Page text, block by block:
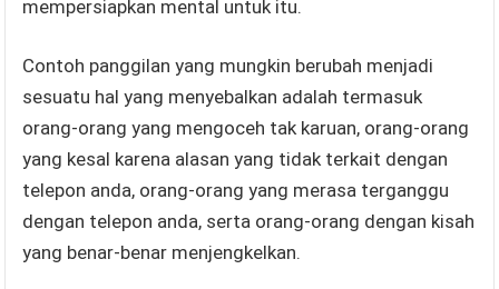
mempersiapkan mental untuk itu.
Contoh panggilan yang mungkin berubah menjadi
sesuatu hal yang menyebalkan adalah termasuk
orang-orang yang mengoceh tak karuan, orang-orang
yang kesal karena alasan yang tidak terkait dengan
telepon anda, orang-orang yang merasa terganggu
dengan telepon anda, serta orang-orang dengan kisah
yang benar-benar menjengkelkan.